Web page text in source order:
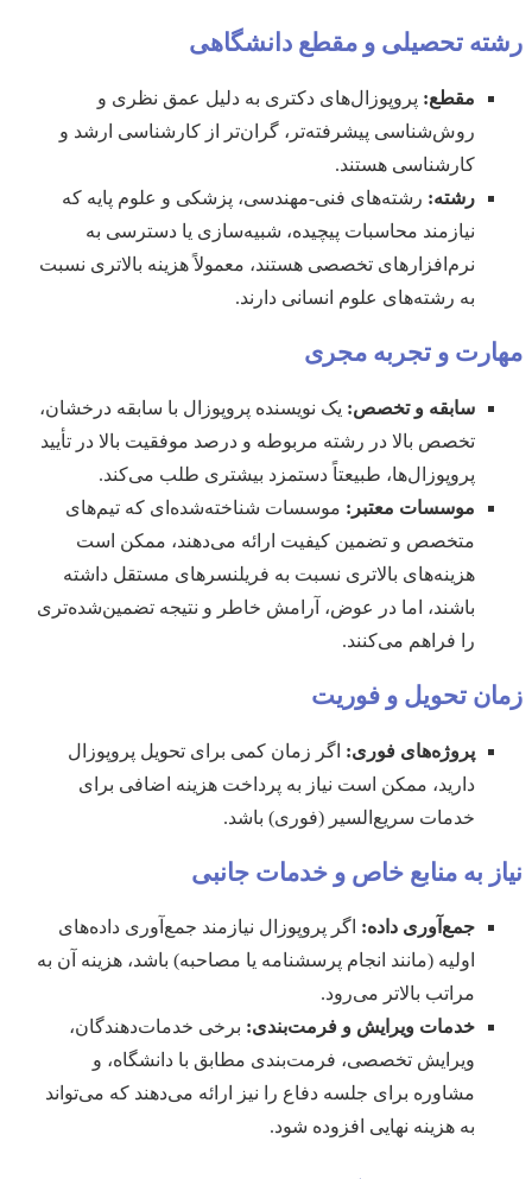
رشته تحصیلی و مقطع دانشگاهی
مقطع: پروپوزال‌های دکتری به دلیل عمق نظری و
روش‌شناسی پیشرفته‌تر، گران‌تر از کارشناسی ارشد و
کارشناسی هستند.
رشته: رشته‌های فنی-مهندسی، پزشکی و علوم پایه که
نیازمند محاسبات پیچیده، شبیه‌سازی یا دسترسی به
نرم‌افزارهای تخصصی هستند، معمولاً هزینه بالاتری نسبت
به رشته‌های علوم انسانی دارند.
مهارت و تجربه مجری
سابقه و تخصص: یک نویسنده پروپوزال با سابقه درخشان،
تخصص بالا در رشته مربوطه و درصد موفقیت بالا در تأیید
پروپوزال‌ها، طبیعتاً دستمزد بیشتری طلب می‌کند.
موسسات معتبر: موسسات شناخته‌شده‌ای که تیم‌های
متخصص و تضمین کیفیت ارائه می‌دهند، ممکن است
هزینه‌های بالاتری نسبت به فریلنسرهای مستقل داشته
باشند، اما در عوض، آرامش خاطر و نتیجه تضمین‌شده‌تری
را فراهم می‌کنند.
زمان تحویل و فوریت
پروژه‌های فوری: اگر زمان کمی برای تحویل پروپوزال
دارید، ممکن است نیاز به پرداخت هزینه اضافی برای
خدمات سریع‌السیر (فوری) باشد.
نیاز به منابع خاص و خدمات جانبی
جمع‌آوری داده: اگر پروپوزال نیازمند جمع‌آوری داده‌های
اولیه (مانند انجام پرسشنامه یا مصاحبه) باشد، هزینه آن به
مراتب بالاتر می‌رود.
خدمات ویرایش و فرمت‌بندی: برخی خدمات‌دهندگان،
ویرایش تخصصی، فرمت‌بندی مطابق با دانشگاه، و
مشاوره برای جلسه دفاع را نیز ارائه می‌دهند که می‌تواند
به هزینه نهایی افزوده شود.